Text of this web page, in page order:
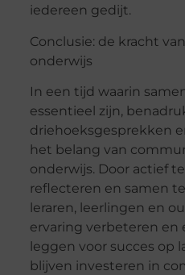
iedereen gedijt.
Conclusie: de kracht
onderwijs
In een tijd waarin
essentieel zijn,
driehoeksgesprekken
het belang van
onderwijs. Door actief
reflecteren en samen
leraren, leerlingen en
ervaring verbeteren en
leggen voor succes op
blijven investeren in